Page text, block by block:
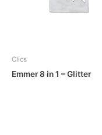
Clics
Emmer 8 in 1 – Glitter